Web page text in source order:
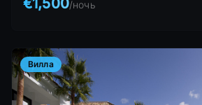
€1,500/ночь
Вилла